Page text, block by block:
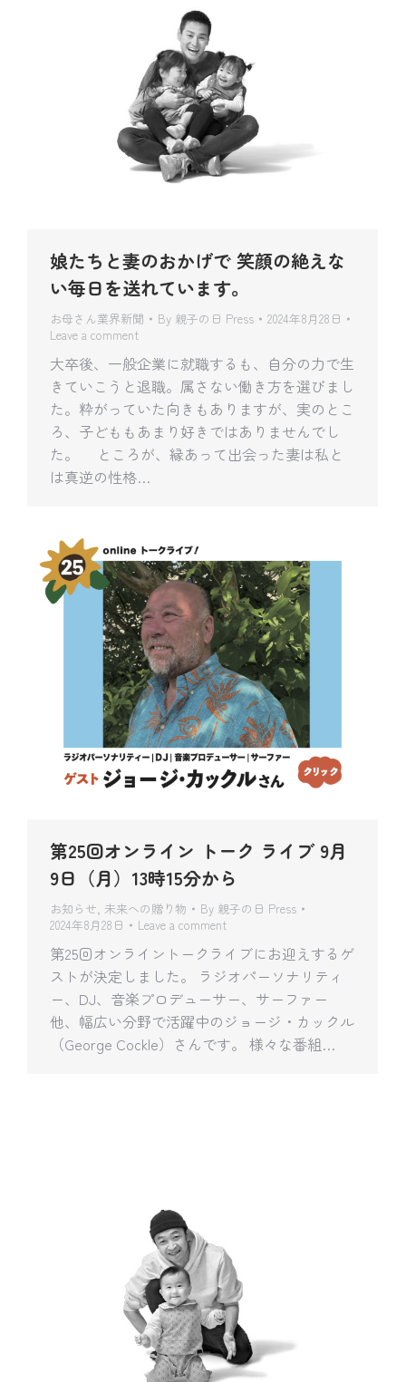
娘たちと妻のおかげで 笑顔の絶えな
い毎日を送れています。
お母さん業界新聞 By 親子の日 Press
2024年8月28日
Leave a comment
大卒後、一般企業に就職するも、自分の力で生
きていこうと退職。属さない働き方を選びまし
た。粋がっていた向きもありますが、実のとこ
ろ、子どももあまり好きではありませんでし
た。 ところが、縁あって出会った妻は私と
は真逆の性格…
第25回オンライン トーク ライブ 9月
9日（月）13時15分から
お知らせ 未来への贈り物 By 親子の日 Press
2024年8月28日
Leave a comment
第25回オンライントークライブにお迎えするゲ
ストが決定しました。 ラジオパーソナリティ
ー、DJ、音楽プロデューサー、サーファー
他、幅広い分野で活躍中のジョージ・カックル
（George Cockle）さんです。 様々な番組…